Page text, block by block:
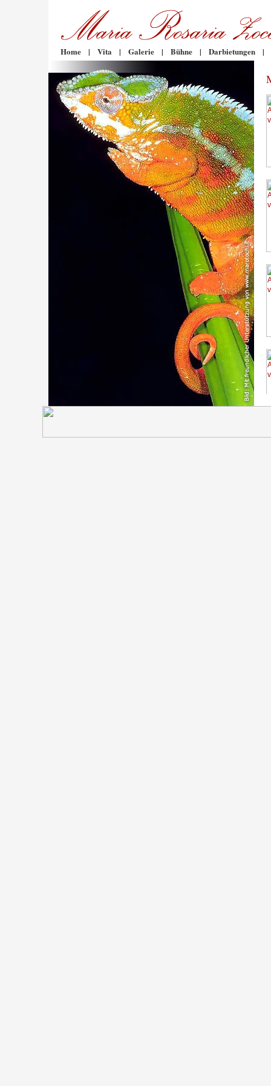
Home | Vita | Galerie | Bühne | Darbietungen |